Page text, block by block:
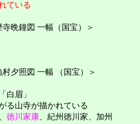
ている
晩鐘図 一幅（国宝）＞
夕照図 一幅 （国宝）＞
白眉」
る山寺が描かれている
徳川家康 、紀州徳川家、加州